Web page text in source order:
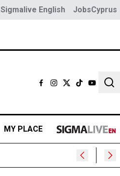
Sigmalive English JobsCyprus
MY PLACE